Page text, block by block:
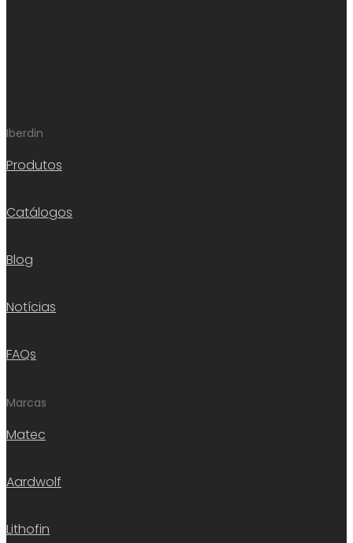
Iberdin
Produtos
Catálogos
Blog
Notícias
FAQs
Marcas
Matec
Aardwolf
Lithofin